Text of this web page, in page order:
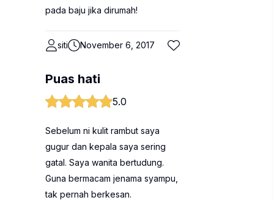
pada baju jika dirumah!
siti November 6, 2017
Puas hati
5.0
Sebelum ni kulit rambut saya
gugur dan kepala saya sering
gatal. Saya wanita bertudung.
Guna bermacam jenama syampu,
tak pernah berkesan.